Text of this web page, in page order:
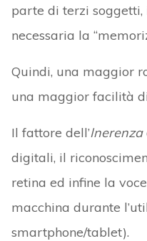
parte di terzi soggetti,
necessaria la
Quindi, una maggior
una maggior facilità
Il fattore dell’Inerenza
digitali, il
retina ed infine la
macchina durante
smartphone/tablet).